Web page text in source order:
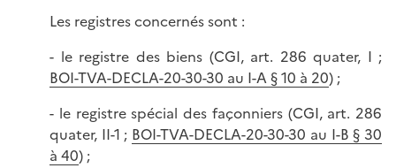
Les registres concernés sont :
- le registre des biens (CGI, art. 286 quater, I ;
BOI-TVA-DECLA-20-30-30 au I-A § 10 à 20) ;
- le registre spécial des façonniers (CGI, art. 286
quater, II-1 ; BOI-TVA-DECLA-20-30-30 au I-B § 30
à 40) ;